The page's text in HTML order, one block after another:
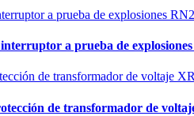
a prueba de
de transformador de